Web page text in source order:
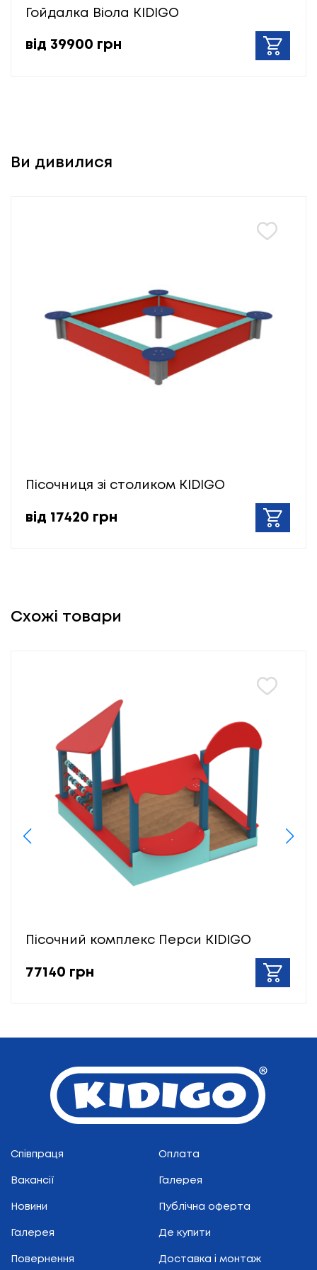
Гойдалка Віола KIDIGO
від 39900 грн
Ви дивилися
Пісочниця зі столиком KIDIGO
від 17420 грн
Схожі товари
Пісочний комплекс Перси KIDIGO
77140 грн
Співпраця Оплата
Вакансії Галерея
Новини Публічна оферта
Галерея Де купити
Повернення Доставка і монтаж